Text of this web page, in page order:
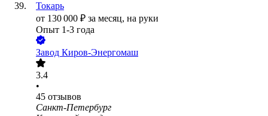
Токарь
от 130 000 ₽ за месяц, на руки
Опыт 1-3 года
Завод Киров-Энергомаш
3.4
•
45 отзывов
Санкт-Петербург